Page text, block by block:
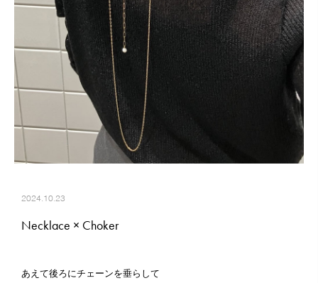
2024.10.23
Necklace × Choker
あえて後ろにチェーンを垂らして